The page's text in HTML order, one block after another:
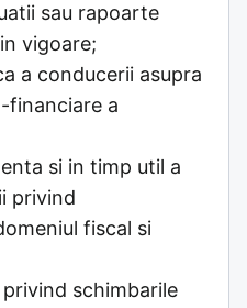
sau rapoarte
vigoare;
a conducerii asupra
financiare a
si in timp util a
privind
fiscal si
schimbarile